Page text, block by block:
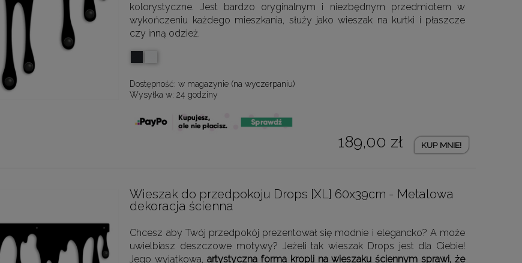
kolorystyczne. Jest bardzo oryginalnym i niezbędnym przedmiotem w
wykończeniu każdego mieszkania, służy jako wieszak na kurtki i płaszcze
czy inną odzież.
Dostępność: w magazynie (na wyczerpaniu)
Wysyłka w: 24 godziny
189,00 zł KUP MNIE!
Wieszak do przedpokoju Drops [XL] 60x39cm - Metalowa
dekoracja ścienna
Chcesz aby Twój przedpokój prezentował się modnie i elegancko? A może
uwielbiasz deszczowe motywy? Jeżeli tak wieszak Drops jest dla Ciebie!
Jego wyjątkowa,artystyczna forma kropli na wieszaku ściennym sprawi, że